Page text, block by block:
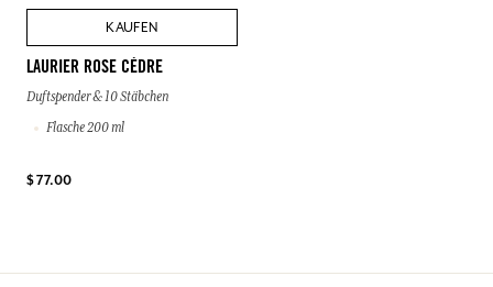
KAUFEN
LAURIER ROSE CÈDRE
Duftspender & 10 Stäbchen
Flasche 200 ml
$ 77.00